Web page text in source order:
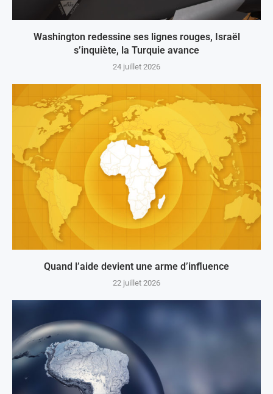
Washington redessine ses lignes rouges, Israël
s’inquiète, la Turquie avance
24 juillet 2026
Quand l’aide devient une arme d’influence
22 juillet 2026